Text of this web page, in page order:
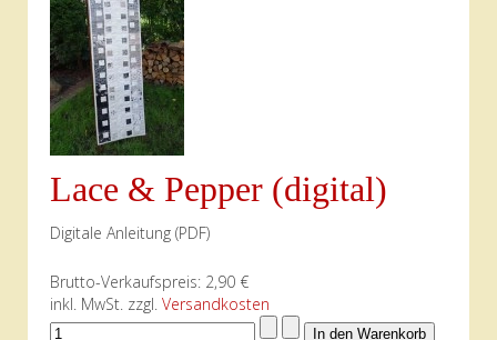
Lace & Pepper (digital)
Digitale Anleitung (PDF)
Brutto-Verkaufspreis: 2,90 €
inkl. MwSt. zzgl. Versandkosten